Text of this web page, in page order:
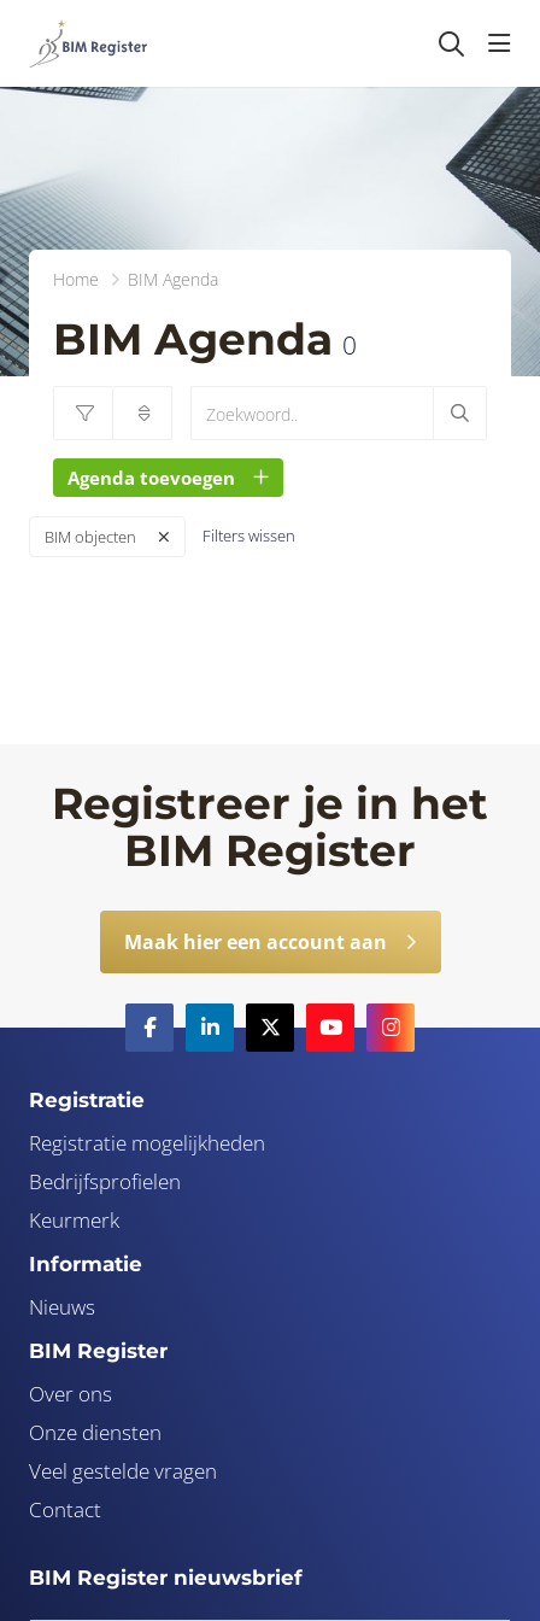
Home BIM Agenda
BIM Agenda 0
Agenda toevoegen
BIM objecten Filters wissen
Registreer je in het
BIM Register
Maak hier een account aan
Registratie
Registratie mogelijkheden
Bedrijfsprofielen
Keurmerk
Informatie
Nieuws
BIM Register
Over ons
Onze diensten
Veel gestelde vragen
Contact
BIM Register nieuwsbrief